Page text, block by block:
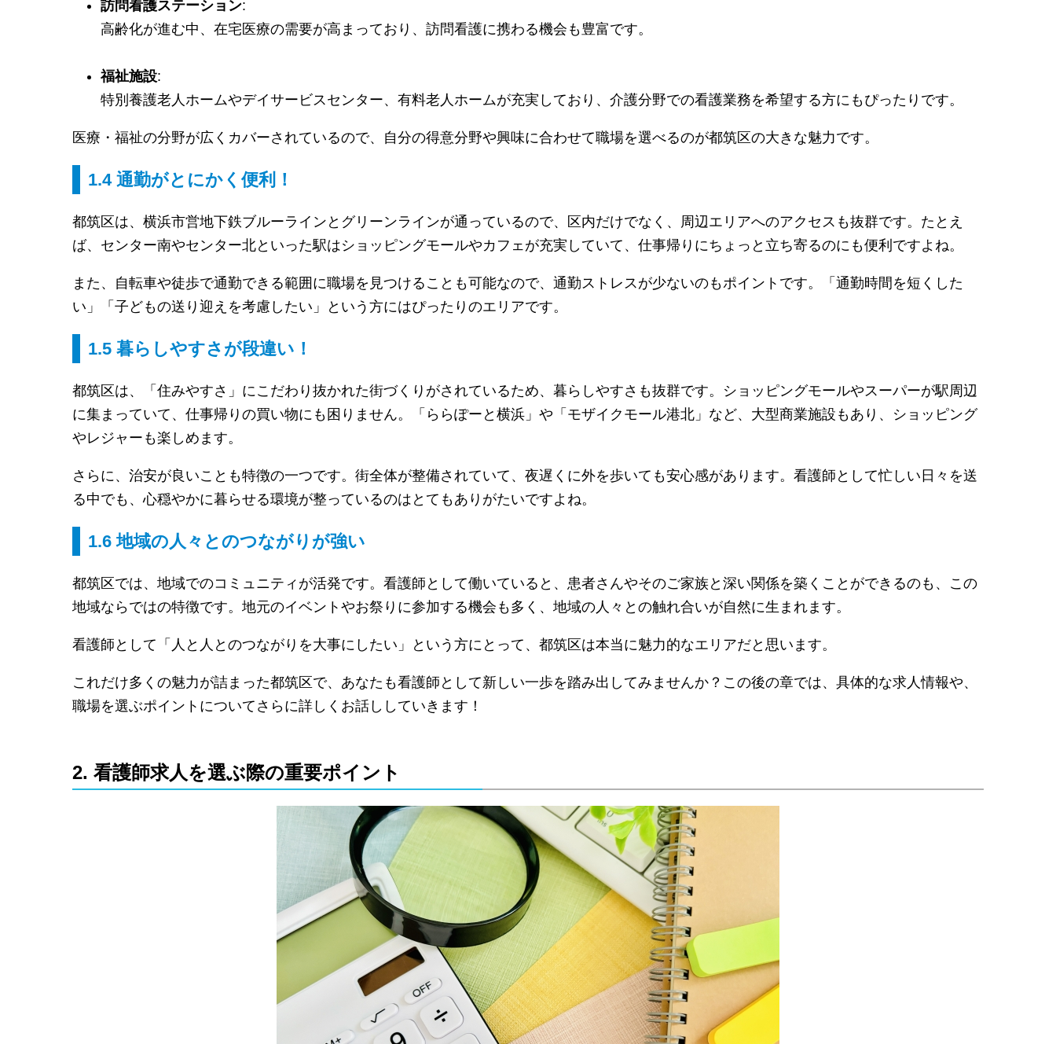
訪問看護ステーション:
高齢化が進む中、在宅医療の需要が高まっており、訪問看護に携わる機会も豊富です。
福祉施設:
特別養護老人ホームやデイサービスセンター、有料老人ホームが充実しており、介護分野での看護業務を希望する方にもぴったりです。
医療・福祉の分野が広くカバーされているので、自分の得意分野や興味に合わせて職場を選べるのが都筑区の大きな魅力です。
1.4 通勤がとにかく便利！
都筑区は、横浜市営地下鉄ブルーラインとグリーンラインが通っているので、区内だけでなく、周辺エリアへのアクセスも抜群です。たとえ
ば、センター南やセンター北といった駅はショッピングモールやカフェが充実していて、仕事帰りにちょっと立ち寄るのにも便利ですよね。
また、自転車や徒歩で通勤できる範囲に職場を見つけることも可能なので、通勤ストレスが少ないのもポイントです。「通勤時間を短くした
い」「子どもの送り迎えを考慮したい」という方にはぴったりのエリアです。
1.5 暮らしやすさが段違い！
都筑区は、「住みやすさ」にこだわり抜かれた街づくりがされているため、暮らしやすさも抜群です。ショッピングモールやスーパーが駅周辺
に集まっていて、仕事帰りの買い物にも困りません。「ららぽーと横浜」や「モザイクモール港北」など、大型商業施設もあり、ショッピング
やレジャーも楽しめます。
さらに、治安が良いことも特徴の一つです。街全体が整備されていて、夜遅くに外を歩いても安心感があります。看護師として忙しい日々を送
る中でも、心穏やかに暮らせる環境が整っているのはとてもありがたいですよね。
1.6 地域の人々とのつながりが強い
都筑区では、地域でのコミュニティが活発です。看護師として働いていると、患者さんやそのご家族と深い関係を築くことができるのも、この
地域ならではの特徴です。地元のイベントやお祭りに参加する機会も多く、地域の人々との触れ合いが自然に生まれます。
看護師として「人と人とのつながりを大事にしたい」という方にとって、都筑区は本当に魅力的なエリアだと思います。
これだけ多くの魅力が詰まった都筑区で、あなたも看護師として新しい一歩を踏み出してみませんか？この後の章では、具体的な求人情報や、
職場を選ぶポイントについてさらに詳しくお話ししていきます！
2. 看護師求人を選ぶ際の重要ポイント